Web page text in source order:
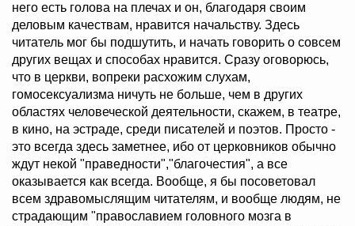
него есть голова на плечах и он, благодаря своим
деловым качествам, нравится начальству. Здесь
читатель мог бы подшутить, и начать говорить о совсем
других вещах и способах нравится. Сразу оговорюсь,
что в церкви, вопреки расхожим слухам,
гомосексуализма ничуть не больше, чем в других
областях человеческой деятельности, скажем, в театре,
в кино, на эстраде, среди писателей и поэтов. Просто -
это всегда здесь заметнее, ибо от церковников обычно
ждут некой "праведности","благочестия", а все
оказывается как всегда. Вообще, я бы посоветовал
всем здравомыслящим читателям, и вообще людям, не
страдающим "православием головного мозга в